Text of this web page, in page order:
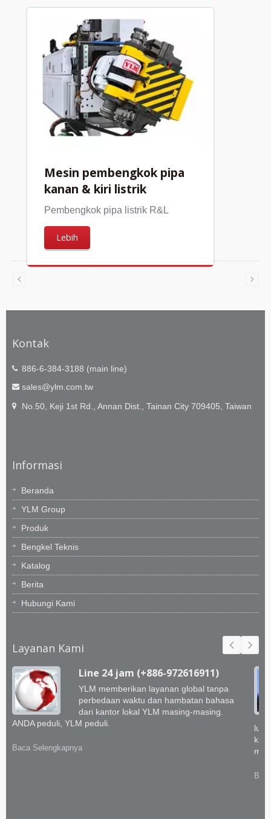
Mesin pembengkok pipa
kanan & kiri listrik
Pembengkok pipa listrik R&L
Lebih
Kontak
886-6-384-3188 (main line)
sales@ylm.com.tw
No.50, Keji 1st Rd., Annan Dist., Tainan City 709405, Taiwan
Informasi
Beranda
YLM Group
Produk
Bengkel Teknis
Katalog
Berita
Hubungi Kami
Layanan Kami
Line 24 jam (+886-972616911)
YLM memberikan layanan global tanpa
perbedaan waktu dan hambatan bahasa
dari kantor lokal YLM masing-masing.
ANDA peduli, YLM peduli.
Baca Selengkapnya